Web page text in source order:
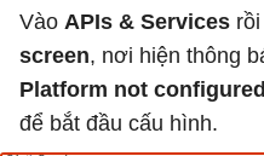
Vào APIs & Services
screen, nơi hiện thông
Platform not
để bắt đầu cấu hình.